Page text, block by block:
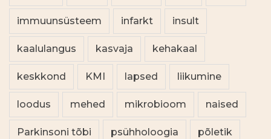
immuunsüsteem infarkt insult
kaalulangus kasvaja kehakaal
keskkond KMI lapsed liikumine
loodus mehed mikrobioom naised
Parkinsoni tõbi psühholoogia põletik